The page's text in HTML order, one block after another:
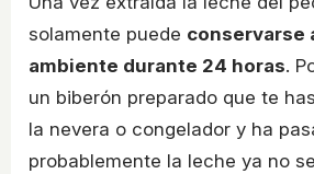
solamente puede conservarse
ambiente durante 24 horas.
un biberón preparado que te
la nevera o congelador y ha
probablemente la leche ya no